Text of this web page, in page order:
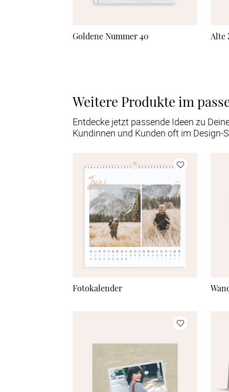
Goldene Nummer 40 Alte
Weitere Produkte im
Entdecke jetzt passende Ideen zu
Kundinnen und Kunden oft im Design-
Fotokalender